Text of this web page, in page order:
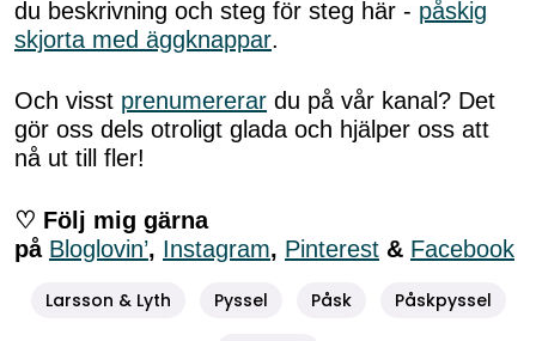
du beskrivning och steg för steg här - påskig
skjorta med äggknappar.
Och visst prenumererar du på vår kanal? Det
gör oss dels otroligt glada och hjälper oss att
nå ut till fler!
♡ Följ mig gärna
på Bloglovin’, Instagram, Pinterest & Facebook
Larsson & Lyth Pyssel Påsk Påskpyssel